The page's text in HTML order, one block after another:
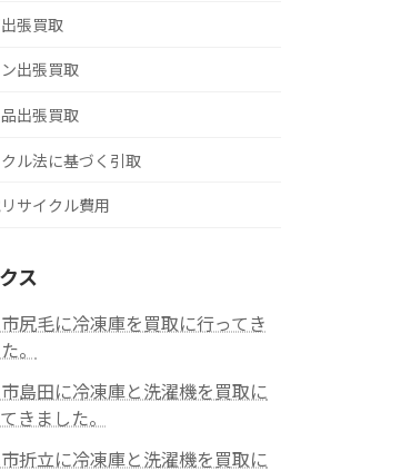
張買取
出張買取
出張買取
ル法に基づく引取
サイクル費用
ス
尻毛に冷凍庫を買取に行ってき
。
島田に冷凍庫と洗濯機を買取に
きました。
折立に冷凍庫と洗濯機を買取に